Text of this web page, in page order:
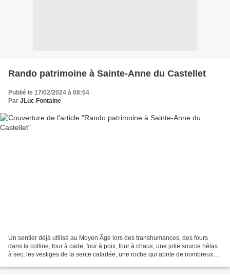
Rando patrimoine à Sainte-Anne du Castellet
Publié le 17/02/2024 à 08:54
Par JLuc Fontaine
Un sentier déjà utilisé au Moyen Âge lors des transhumances, des fours
dans la colline, four à cade, four à poix, four à chaux, une jolie source hélas
à sec, les vestiges de la sente caladée, une roche qui abrite de nombreux